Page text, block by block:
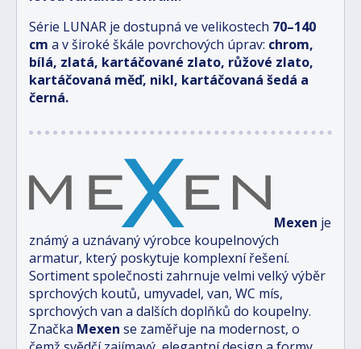
Série LUNAR je dostupná ve velikostech 70–140
cm a v široké škále povrchových úprav: chrom,
bílá, zlatá, kartáčované zlato, růžové zlato,
kartáčovaná měď, nikl, kartáčovaná šedá a
černá.
Mexen je
známý a uznávaný výrobce koupelnových
armatur, který poskytuje komplexní řešení.
Sortiment společnosti zahrnuje velmi velký výběr
sprchových koutů, umyvadel, van, WC mís,
sprchových van a dalších doplňků do koupelny.
Značka Mexen se zaměřuje na modernost, o